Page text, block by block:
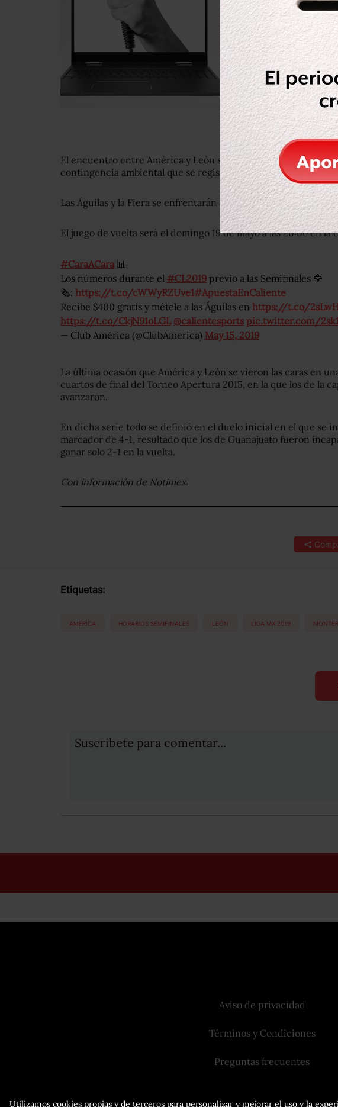
El encuentro entre América y León se pospuso para el jueves
contingencia ambiental que se registra en el Valle de México.
Las Águilas y la Fiera se enfrentarán en el Estadio Azteca el
El juego de vuelta será el domingo 19 de mayo a las 20:06 en la
#CaraACara📊
Los números durante el #CL2019 previo a las Semifinales 🦅
🗞: https://t.co/cWWyRZUve1#ApuestaEnCaliente
Recibe $400 gratis y métele a las Águilas en https://t.co/
https://t.co/CkjN91oLGL @calientesports pic.twitter.com/
— Club América (@ClubAmerica) May 15, 2019
La última ocasión que América y León se vieron las caras en
cuartos de final del Torneo Apertura 2015, en la que los de la
avanzaron.
En dicha serie todo se definió en el duelo inicial en el que se
marcador de 4-1, resultado que los de Guanajuato fueron
ganar solo 2-1 en la vuelta.
Con información de Notimex.
Etiquetas:
AMÉRICA HORARIOS SEMIFINALES LEÓN LIGA MX 2019
Suscribete para comentar...
Utilizamos cookies propias y de terceros para personalizar y mejorar el uso y la
Aviso de privacidad
Términos y Condiciones
Preguntas frecuentes